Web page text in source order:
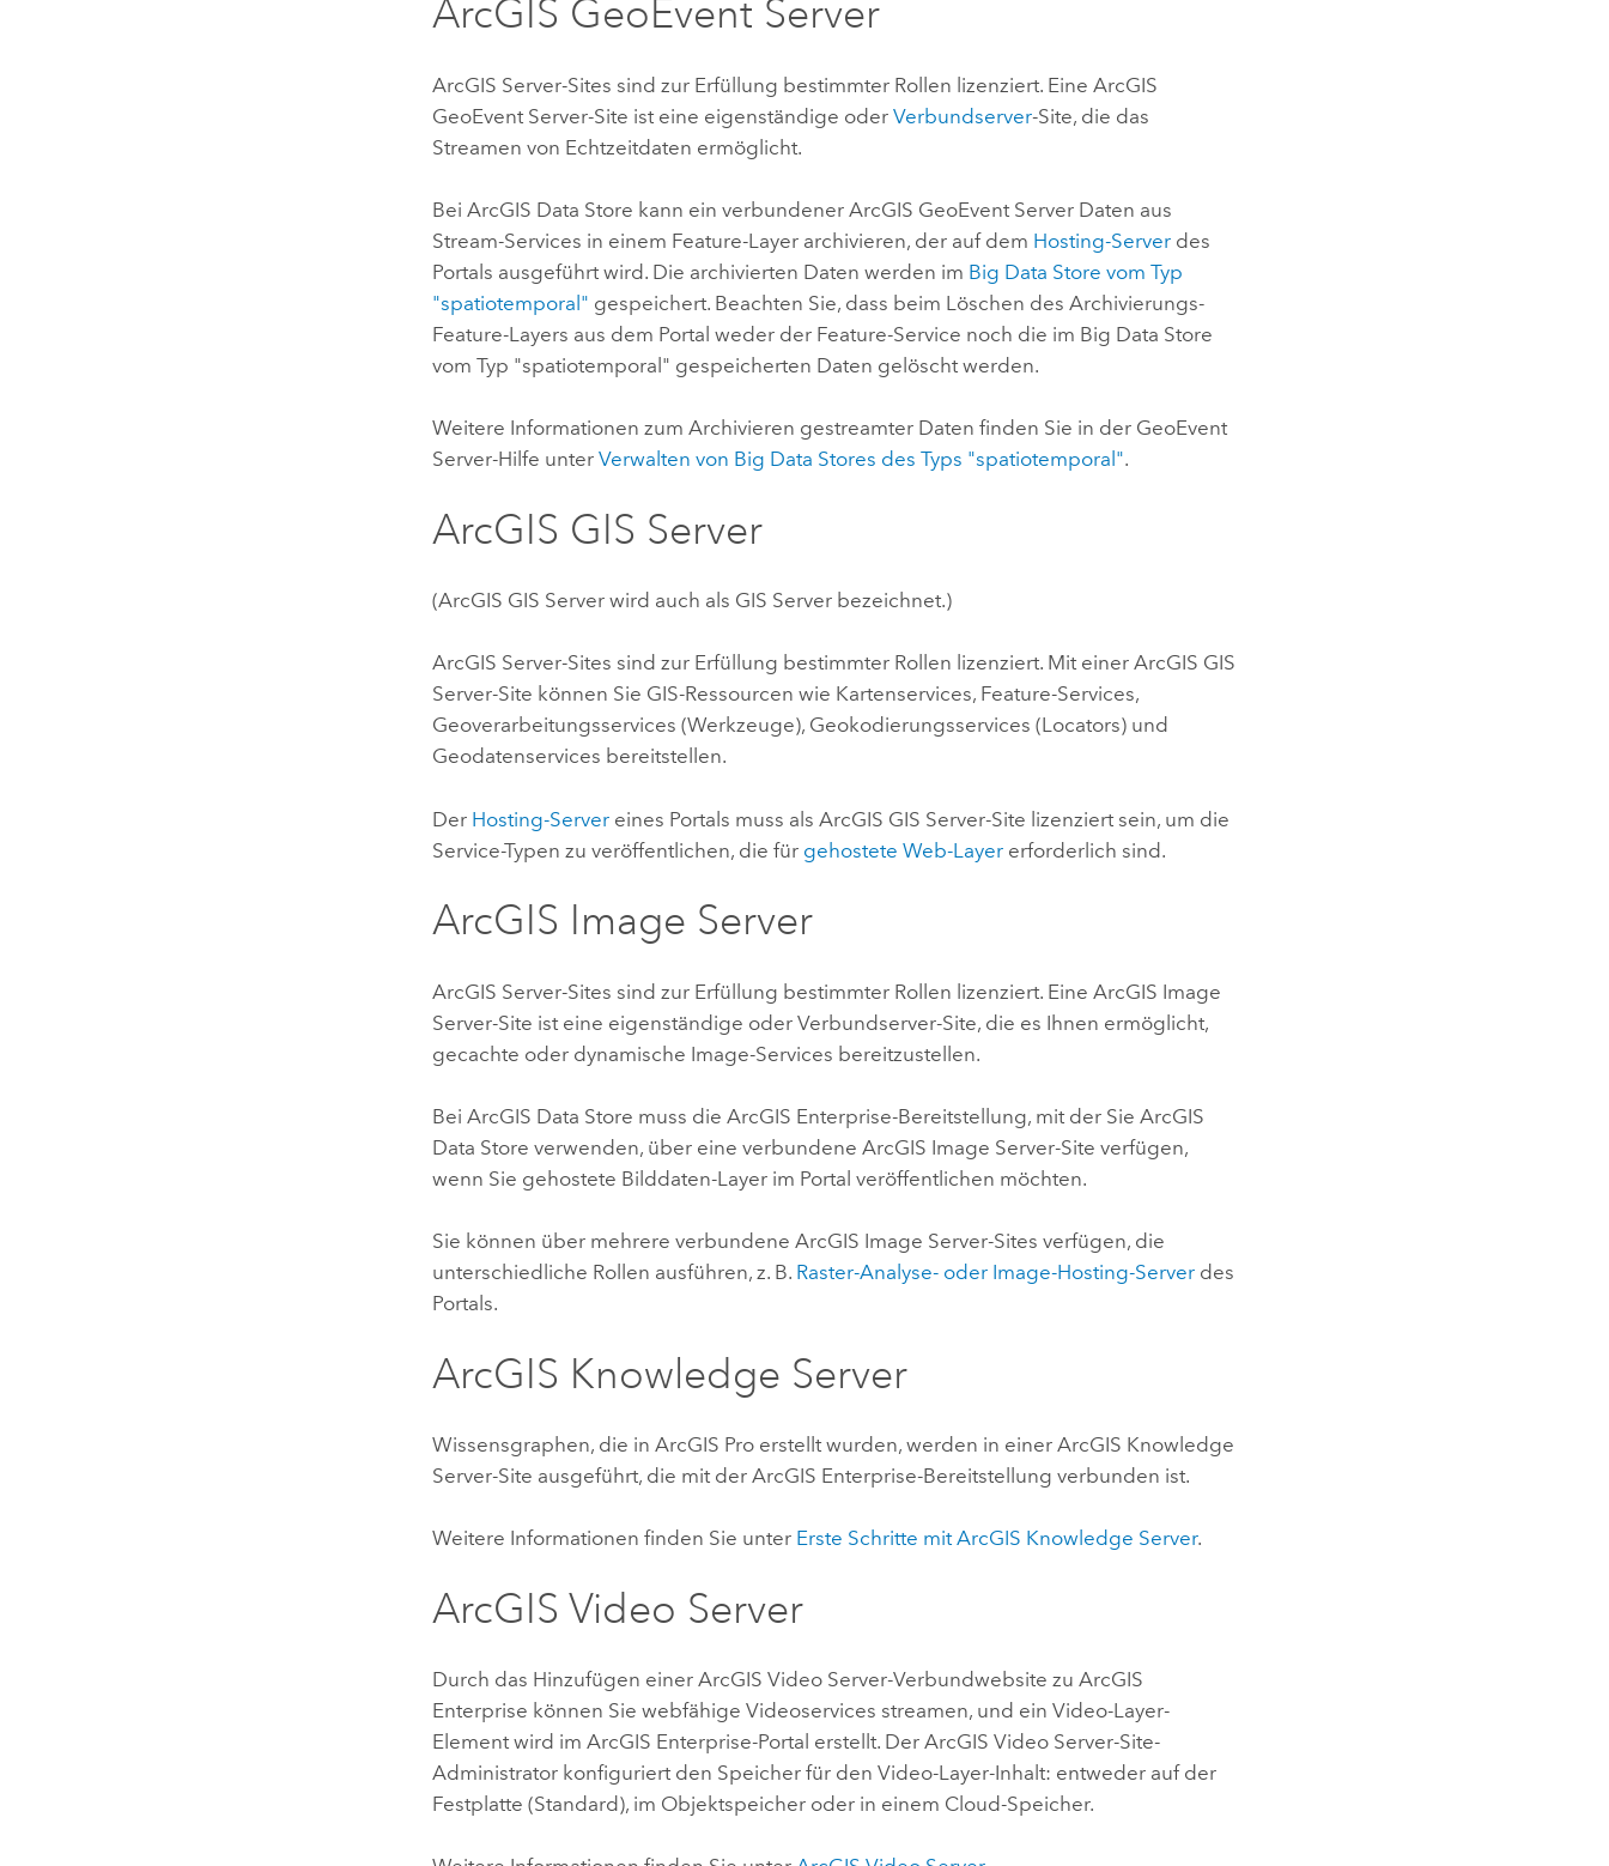
ArcGIS GeoEvent Server
ArcGIS Server-Sites sind zur Erfüllung bestimmter Rollen lizenziert. EineArcGIS
GeoEvent Server-Site ist eine eigenständige oderVerbundserver-Site, die das
Streamen von Echtzeitdaten ermöglicht.
BeiArcGIS Data Store kann ein verbundenerArcGIS GeoEvent Server Daten aus
Stream-Services in einem Feature-Layer archivieren, der auf dem Hosting-Server des
Portals ausgeführt wird. Die archivierten Daten werden im Big Data Store vom Typ
"spatiotemporal" gespeichert. Beachten Sie, dass beim Löschen des Archivierungs-
Feature-Layers aus dem Portal weder der Feature-Service noch die im Big Data Store
vom Typ "spatiotemporal" gespeicherten Daten gelöscht werden.
Weitere Informationen zum Archivieren gestreamter Daten finden Sie in der GeoEvent
Server-Hilfe unterVerwalten von Big Data Stores des Typs "spatiotemporal".
ArcGIS GIS Server
(ArcGIS GIS Server wird auch als GIS Server bezeichnet.)
ArcGIS Server-Sites sind zur Erfüllung bestimmter Rollen lizenziert. Mit einerArcGIS GIS
Server-Site können Sie GIS-Ressourcen wie Kartenservices, Feature-Services,
Geoverarbeitungsservices (Werkzeuge), Geokodierungsservices (Locators) und
Geodatenservices bereitstellen.
Der Hosting-Server eines Portals muss alsArcGIS GIS Server-Site lizenziert sein, um die
Service-Typen zu veröffentlichen, die für gehostete Web-Layer erforderlich sind.
ArcGIS Image Server
ArcGIS Server-Sites sind zur Erfüllung bestimmter Rollen lizenziert. EineArcGIS Image
Server-Site ist eine eigenständige oder Verbundserver-Site, die es Ihnen ermöglicht,
gecachte oder dynamische Image-Services bereitzustellen.
BeiArcGIS Data Store muss dieArcGIS Enterprise-Bereitstellung, mit der SieArcGIS
Data Store verwenden, über eine verbundeneArcGIS Image Server-Site verfügen,
wenn Sie gehostete Bilddaten-Layer im Portal veröffentlichen möchten.
Sie können über mehrere verbundeneArcGIS Image Server-Sites verfügen, die
unterschiedliche Rollen ausführen, z. B. Raster-Analyse- oder Image-Hosting-Server des
Portals.
ArcGIS Knowledge Server
Wissensgraphen, die inArcGIS Pro erstellt wurden, werden in einerArcGIS Knowledge
Server-Site ausgeführt, die mit derArcGIS Enterprise-Bereitstellung verbunden ist.
Weitere Informationen finden Sie unter Erste Schritte mitArcGIS Knowledge Server.
ArcGIS Video Server
Durch das Hinzufügen einerArcGIS Video Server-Verbundwebsite zuArcGIS
Enterprise können Sie webfähige Videoservices streamen, und ein Video-Layer-
Element wird imArcGIS Enterprise-Portal erstellt. DerArcGIS Video Server-Site-
Administrator konfiguriert den Speicher für den Video-Layer-Inhalt: entweder auf der
Festplatte (Standard), im Objektspeicher oder in einem Cloud-Speicher.